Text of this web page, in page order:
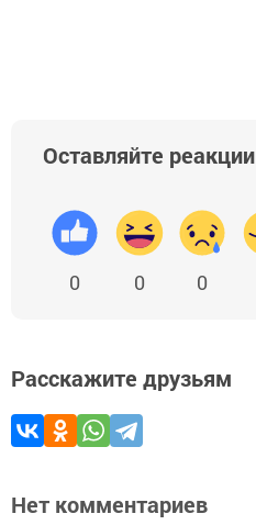
Оставляйте реакции
0 0 0
Расскажите друзьям
Нет комментариев